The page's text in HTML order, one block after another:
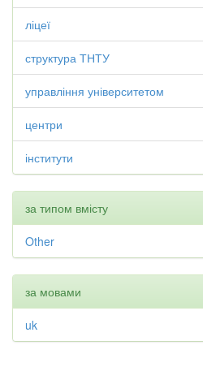
ліцеї
структура ТНТУ
управління університетом
центри
інститути
за типом вмісту
Other
за мовами
uk